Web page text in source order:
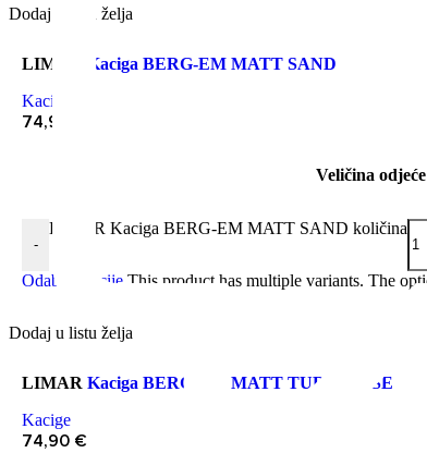
Dodaj u listu želja
LIMAR
Kaciga BERG-EM MATT SAND
Kacige
74,90
Veličina odjeće
-
LIMAR Kaciga BERG-EM MATT SAND količina
Odaberi opcije This product has multiple variants. The
Dodaj u listu želja
LIMAR Kaciga BERG-EM MATT TURQUOISE
Kacige
74,90 €